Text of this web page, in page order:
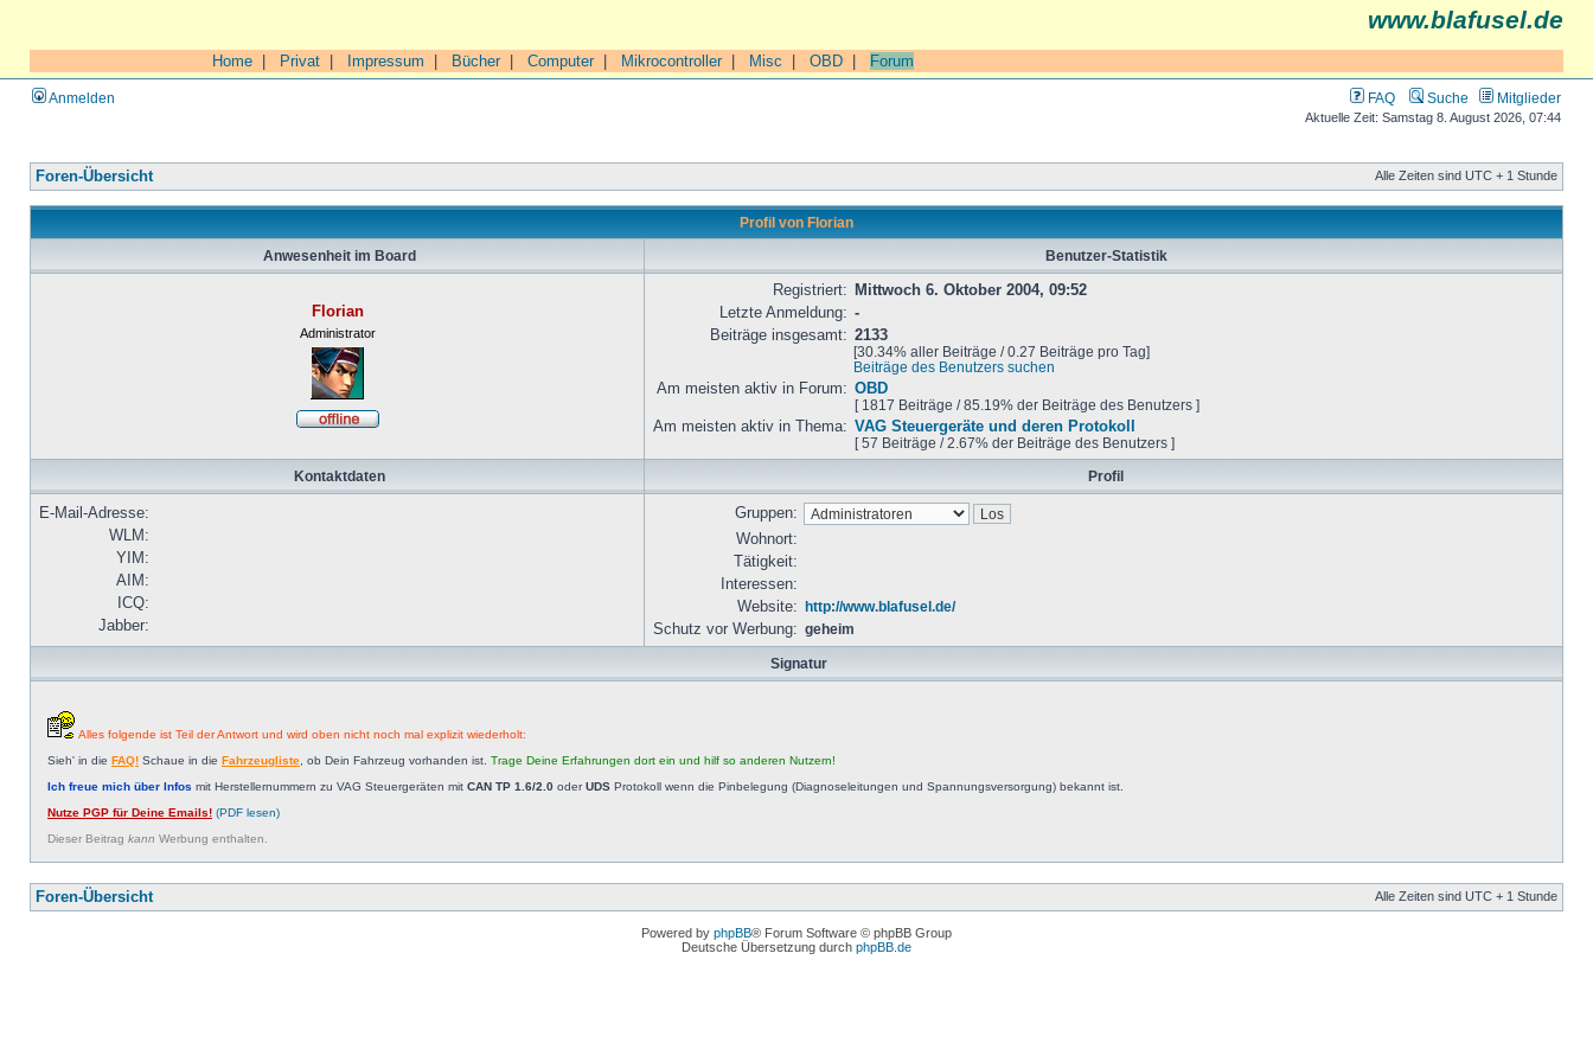
www.blafusel.de
Home Privat Impressum Bücher| Computer| Mikrocontroller| Misc OBD Forum
Anmelden FAQ Suche Mitglieder
Aktuelle Zeit: Samstag 8. August 2026, 07:44
Foren-Übersicht Alle Zeiten sind UTC + 1 Stunde
Profil von Florian
Anwesenheit im Board Benutzer-Statistik
Florian
Administrator
Registriert:
Mittwoch 6. Oktober 2004, 09:52
Letzte Anmeldung: -
Beiträge insgesamt: 2133
[30.34% aller Beiträge / 0.27 Beiträge pro Tag]
Beiträge des Benutzers suchen
Am meisten aktiv in Forum: OBD
[ 1817 Beiträge / 85.19% der Beiträge des Benutzers ]
Am meisten aktiv in Thema: VAG Steuergeräte und deren Protokoll
[ 57 Beiträge / 2.67% der Beiträge des Benutzers ]
Kontaktdaten Profil
E-Mail-Adresse:
WLM:
YIM:
AIM:
ICQ:
Jabber:
Gruppen:
Wohnort:
Tätigkeit:
Interessen:
Website: http://www.blafusel.de/
Schutz vor Werbung: geheim
Signatur
Alles folgende ist Teil der Antwort und wird oben nicht noch mal explizit wiederholt:
Sieh' in die FAQ! Schaue in die Fahrzeugliste , ob Dein Fahrzeug vorhanden ist. Trage Deine Erfahrungen dort ein und hilf so anderen Nutzern!
Ich freue mich über Infos mit Herstellernummern zu VAG Steuergeräten mit CAN TP 1.6/2.0 oderUDS Protokoll wenn die Pinbelegung (Diagnoseleitungen und Spannungsversorgung) bekannt ist.
Nutze PGP für Deine Emails! (PDF lesen)
Dieser Beitrag kann Werbung enthalten.
Foren-Übersicht Alle Zeiten sind UTC + 1 Stunde
Powered by phpBB® Forum Software © phpBB Group
Deutsche Übersetzung durch phpBB.de